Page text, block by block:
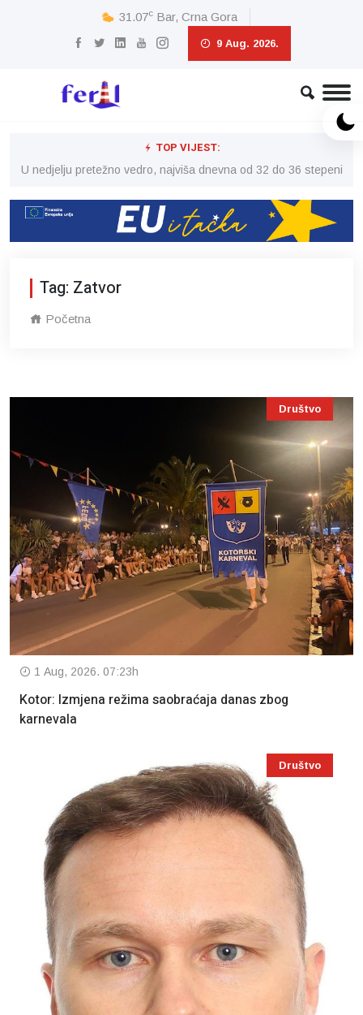
31.07c Bar, Crna Gora
9 Aug. 2026.
TOP VIJEST:
U nedjelju pretežno vedro, najviša dnevna od 32 do 36 stepeni
Tag: Zatvor
Početna
Društvo
1 Aug, 2026. 07:23h
Kotor: Izmjena režima saobraćaja danas zbog
karnevala
Društvo